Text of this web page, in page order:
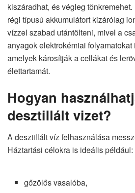
kiszáradhat, és végleg
régi típusú akkumulátort kizárólag
vízzel szabad utántölteni, mivel a
anyagok elektrokémiai folyamatokat
amelyek károsítják a cellákat és
élettartamát.
Hogyan
desztillált vizet?
A desztillált víz felhasználása
Háztartási célokra is ideális például:
gőzölős vasalóba,